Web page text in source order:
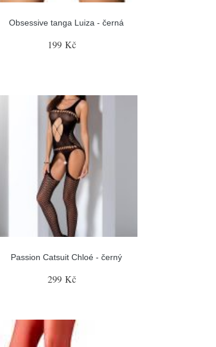
Obsessive tanga Luiza - černá
199 Kč
Passion Catsuit Chloé - černý
299 Kč